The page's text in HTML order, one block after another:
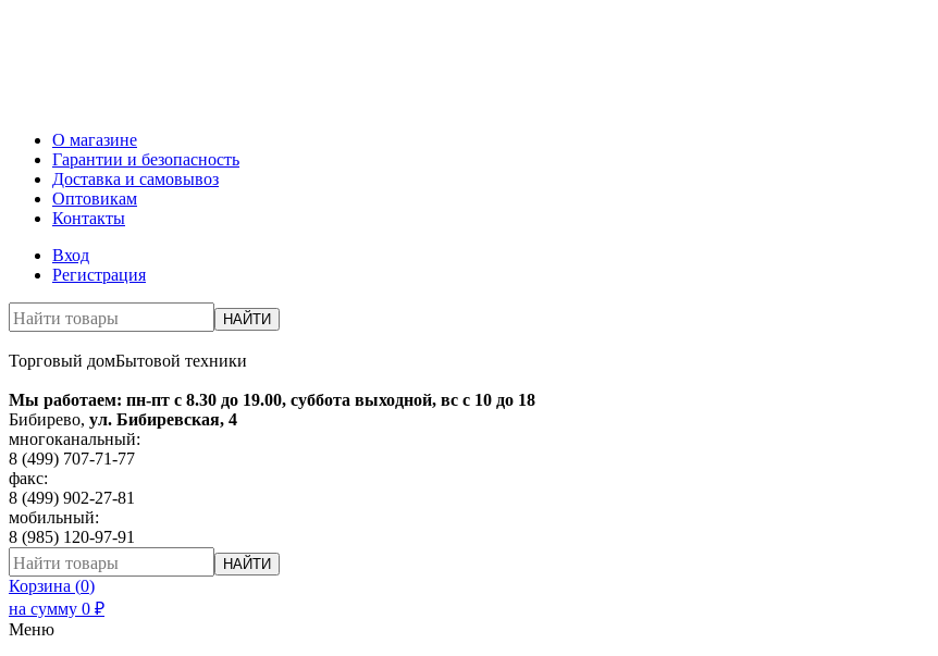
О магазине
Гарантии и безопасность
Доставка и самовывоз
Оптовикам
Контакты
Вход
Регистрация
НАЙТИ
Торговый домБытовой техники
Мы работаем: пн-пт с 8.30 до 19.00, суббота выходной, вс с 10 до 18
Бибирево, ул. Бибиревская, 4
многоканальный:
8 (499) 707-71-77
факс:
8 (499) 902-27-81
мобильный:
8 (985) 120-97-91
НАЙТИ
Корзина (0)
на сумму 0 ₽
Меню